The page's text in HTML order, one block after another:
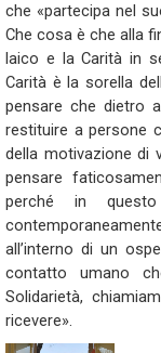
che «partecipa nel
Che cosa è che alla
laico e la Carità in
Carità è la sorella
pensare che dietro
restituire a persone
della motivazione di
pensare
perché in
all’interno di un
contatto umano
Solidarietà,
ricevere».